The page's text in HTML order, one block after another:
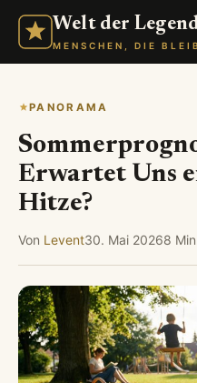
Welt der
MENSCHEN, DIE
PANORAMA
Erwartet Uns
Hitze?
Von Levent30. Mai 20268